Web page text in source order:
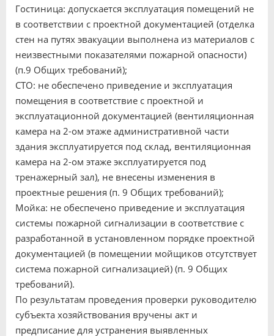
Гостиница: допускается эксплуатация помещений не
в соответствии с проектной документацией (отделка
стен на путях эвакуации выполнена из материалов с
неизвестными показателями пожарной опасности)
(п.9 Общих требований);
СТО: не обеспечено приведение и эксплуатация
помещения в соответствие с проектной и
эксплуатационной документацией (вентиляционная
камера на 2-ом этаже административной части
здания эксплуатируется под склад, вентиляционная
камера на 2-ом этаже эксплуатируется под
тренажерный зал), не внесены изменения в
проектные решения (п. 9 Общих требований);
Мойка: не обеспечено приведение и эксплуатация
системы пожарной сигнализации в соответствие с
разработанной в установленном порядке проектной
документацией (в помещении мойщиков отсутствует
система пожарной сигнализацией) (п. 9 Общих
требований).
По результатам проведения проверки руководителю
субъекта хозяйствования вручены акт и
предписание для устранения выявленных